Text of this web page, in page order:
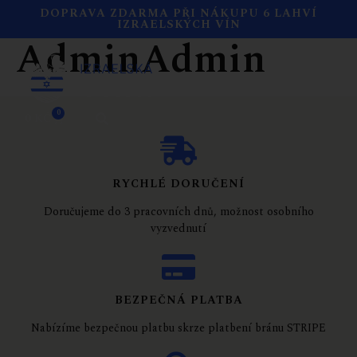
DOPRAVA ZDARMA PŘI NÁKUPU 6 LAHVÍ
IZRAELSKÝCH VÍN
KČ 0
Autor:
AdminAdmin
RYCHLÉ DORUČENÍ
Doručujeme do 3 pracovních dnů, možnost osobního
vyzvednutí
BEZPEČNÁ PLATBA
Nabízíme bezpečnou platbu skrze platbení bránu STRIPE